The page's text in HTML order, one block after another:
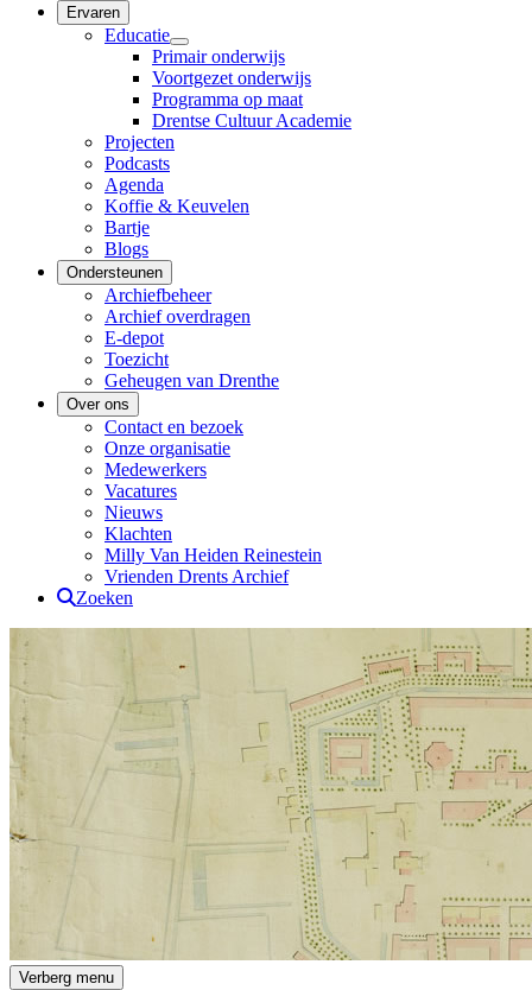
Ervaren
Educatie
Primair onderwijs
Voortgezet onderwijs
Programma op maat
Drentse Cultuur Academie
Projecten
Podcasts
Agenda
Koffie & Keuvelen
Bartje
Blogs
Ondersteunen
Archiefbeheer
Archief overdragen
E-depot
Toezicht
Geheugen van Drenthe
Over ons
Contact en bezoek
Onze organisatie
Medewerkers
Vacatures
Nieuws
Klachten
Milly Van Heiden Reinestein
Vrienden Drents Archief
Zoeken
Drents Archief
Verberg menu